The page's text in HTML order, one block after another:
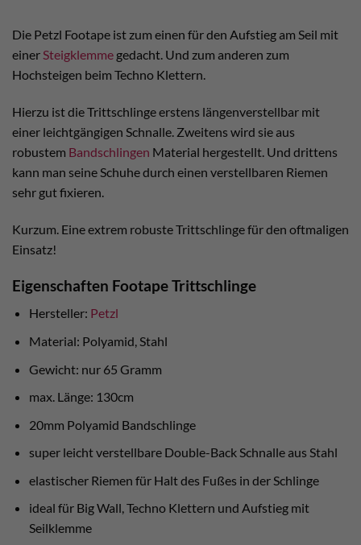
Die Petzl Footape ist zum einen für den Aufstieg am Seil mit
einerSteigklemme gedacht. Und zum anderen zum
Hochsteigen beim Techno Klettern.
Hierzu ist die Trittschlinge erstens längenverstellbar mit
einer leichtgängigen Schnalle. Zweitens wird sie aus
robustem Bandschlingen Material hergestellt. Und drittens
kann man seine Schuhe durch einen verstellbaren Riemen
sehr gut fixieren.
Kurzum. Eine extrem robuste Trittschlinge für den oftmaligen
Einsatz!
Eigenschaften Footape Trittschlinge
Hersteller: Petzl
Material: Polyamid, Stahl
Gewicht: nur 65 Gramm
max. Länge: 130cm
20mm Polyamid Bandschlinge
super leicht verstellbare Double-Back Schnalle aus Stahl
elastischer Riemen für Halt des Fußes in der Schlinge
ideal für Big Wall, Techno Klettern und Aufstieg mit
Seilklemme